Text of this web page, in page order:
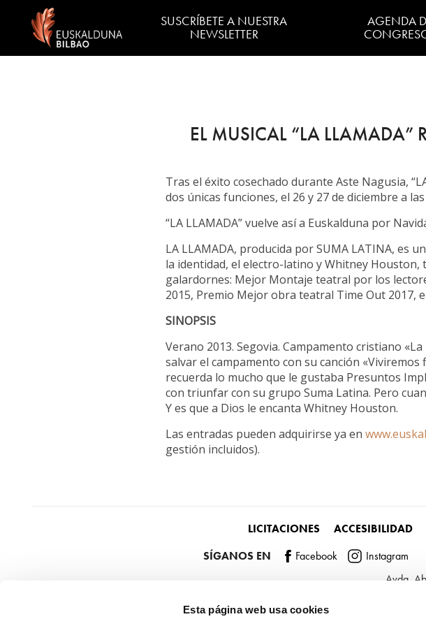
Esta página web usa cookies
SUSCRÍBETE A NUESTRA
NEWSLETTER
AGENDA
EL MUSICAL “LA LLAMADA”
Tras el éxito cosechado durante Aste Nagusia,
dos únicas funciones, el 26 y 27 de diciembre a
“LA LLAMADA” vuelve así a Euskalduna por
LA LLAMADA, producida por SUMA LATINA, es
la identidad, el electro-latino y Whitney Houston,
galardornes: Mejor Montaje teatral por los
2015, Premio Mejor obra teatral Time Out 2017,
SINOPSIS
Verano 2013. Segovia. Campamento cristiano
salvar el campamento con su canción
recuerda lo mucho que le gustaba Presuntos
con triunfar con su grupo Suma Latina. Pero
Y es que a Dios le encanta Whitney Houston.
Las entradas pueden adquirirse ya en
gestión incluidos).
LICITACIONES ACCESIBILIDAD
SÍGANOS EN
Facebook Instagram
Avda.